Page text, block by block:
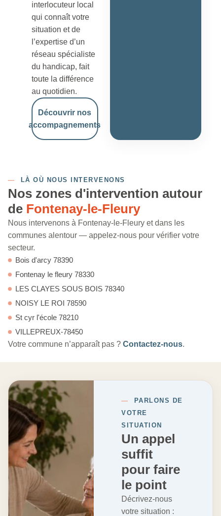
interlocuteur local
qui connaît votre
situation et de
l’expertise d’un
réseau spécialiste
du handicap, fait
toute la différence
au quotidien.
Découvrir nos
accompagnements
— LÀ OÙ NOUS INTERVENONS
Nos zones d'intervention autour
de Fontenay-le-Fleury
Nous intervenons à Fontenay-le-Fleury et dans les
communes alentour — appelez-nous pour vérifier votre
secteur.
Bois d'arcy 78390
Fontenay le fleury 78330
LES CLAYES SOUS BOIS 78340
NOISY LE ROI 78590
St cyr l'école 78210
VILLEPREUX-78450
Votre commune n’apparaît pas ? Contactez-nous.
—
PARLONS DE
VOTRE
SITUATION
Un appel
suffit
pour faire
le point
Décrivez-nous
votre situation :